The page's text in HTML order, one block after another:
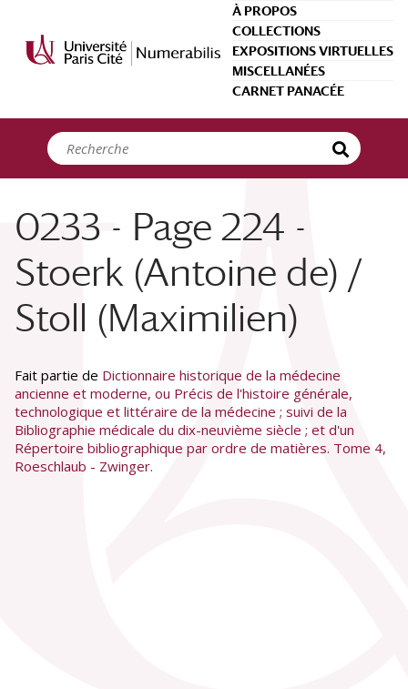
À PROPOS
COLLECTIONS
EXPOSITIONS VIRTUELLES
MISCELLANÉES
CARNET PANACÉE
0233 - Page 224 -
Stoerk (Antoine de) /
Stoll (Maximilien)
Fait partie de Dictionnaire historique de la médecine
ancienne et moderne, ou Précis de l'histoire générale,
technologique et littéraire de la médecine ; suivi de la
Bibliographie médicale du dix-neuvième siècle ; et d'un
Répertoire bibliographique par ordre de matières. Tome 4,
Roeschlaub - Zwinger.